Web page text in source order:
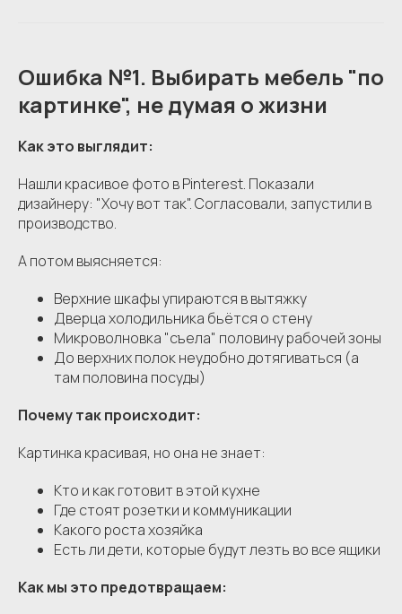
Ошибка №1. Выбирать мебель "по
картинке", не думая о жизни
Как это выглядит:
Нашли красивое фото в Pinterest. Показали
дизайнеру: "Хочу вот так". Согласовали, запустили в
производство.
А потом выясняется:
Верхние шкафы упираются в вытяжку
Дверца холодильника бьётся о стену
Микроволновка "съела" половину рабочей зоны
До верхних полок неудобно дотягиваться (а
там половина посуды)
Почему так происходит:
Картинка красивая, но она не знает:
Кто и как готовит в этой кухне
Где стоят розетки и коммуникации
Какого роста хозяйка
Есть ли дети, которые будут лезть во все ящики
Как мы это предотвращаем: